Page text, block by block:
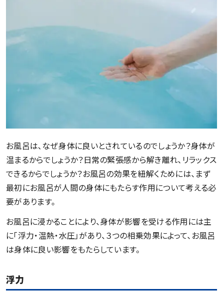
お風呂は、なぜ身体に良いとされているのでしょうか？身体が
温まるからでしょうか？日常の緊張感から解き離れ、リラックス
できるからでしょうか？お風呂の効果を紐解くためには、まず
最初にお風呂が人間の身体にもたらす作用について考える必
要があります。
お風呂に浸かることにより、身体が影響を受ける作用には主
に「浮力・温熱・水圧」があり、３つの相乗効果によって、お風呂
は身体に良い影響をもたらしています。
浮力